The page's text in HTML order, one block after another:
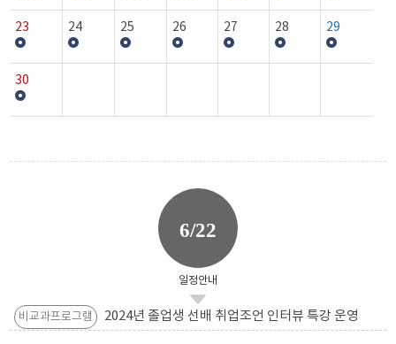
23 24 25 26 27 28 29
30
6/22
일정안내
비교과프로그램 2024년 졸업생 선배 취업조언 인터뷰 특강 운영